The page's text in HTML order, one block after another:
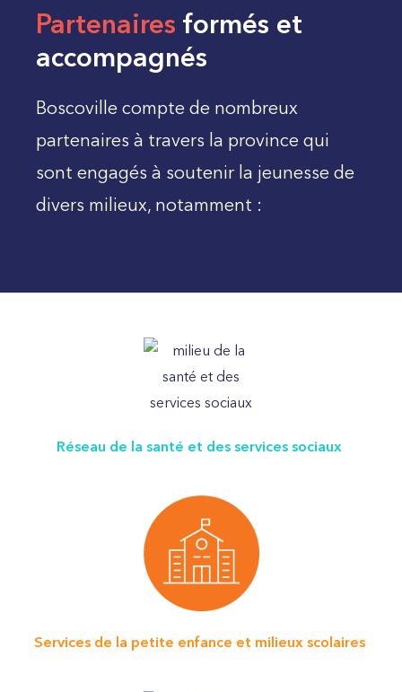
Partenaires formés et
accompagnés
Boscoville compte de nombreux
partenaires à travers la province qui
sont engagés à soutenir la jeunesse de
divers milieux, notamment :
Réseau de la santé et des services sociaux
Services de la petite enfance et milieux scolaires